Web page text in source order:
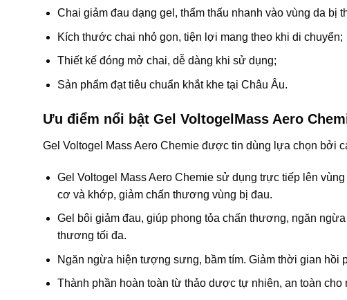
Chai giảm đau dạng gel, thẩm thấu nhanh vào vùng da bị
Kích thước chai nhỏ gọn, tiện lợi mang theo khi di chuyển;
Thiết kế đóng mở chai, dễ dàng khi sử dụng;
Sản phẩm đạt tiêu chuẩn khắt khe tại Châu Âu.
Ưu điểm nổi bật Gel VoltogelMass Aero
Gel Voltogel Mass Aero Chemie được tin dùng lựa chọn bởi
Gel Voltogel Mass Aero Chemie sử dụng trực tiếp lên
cơ và khớp, giảm chấn thương vùng bị đau.
Gel bôi giảm đau, giúp phong tỏa chấn thương, ngăn
thương tối đa.
Ngăn ngừa hiện tượng sưng, bầm tím. Giảm thời gian
Thành phần hoàn toàn từ thảo dược tự nhiên, an toàn